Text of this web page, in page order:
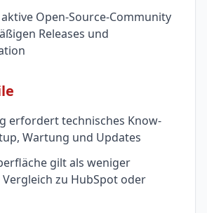
Open-Source-Community
Releases und
erfordert technisches Know-
Wartung und Updates
gilt als weniger
zu HubSpot oder